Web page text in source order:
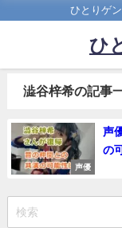
ひとりゲ
ひ
澁谷梓希の記事
声優
声
の